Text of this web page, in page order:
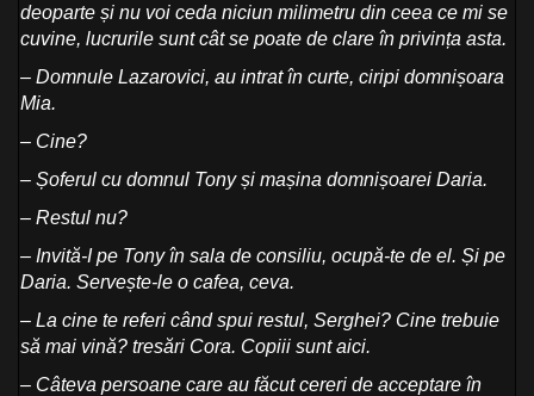
deoparte și nu voi ceda niciun milimetru din ceea ce mi se
cuvine, lucrurile sunt cât se poate de clare în privința asta.
– Domnule Lazarovici, au intrat în curte, ciripi domnișoara
Mia.
– Cine?
– Șoferul cu domnul Tony și mașina domnișoarei Daria.
– Restul nu?
– Invită-I pe Tony în sala de consiliu, ocupă-te de el. Și pe
Daria. Servește-le o cafea, ceva.
– La cine te referi când spui restul, Serghei? Cine trebuie
să mai vină? tresări Cora. Copiii sunt aici.
– Câteva persoane care au făcut cereri de acceptare în